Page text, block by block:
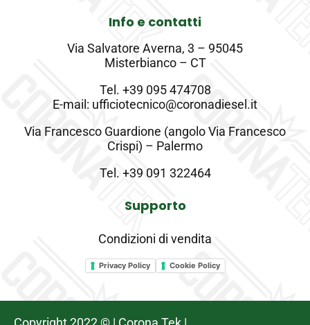
Info e contatti
Via Salvatore Averna, 3 – 95045
Misterbianco – CT
Tel. +39 095 474708
E-mail: ufficiotecnico@coronadiesel.it
Via Francesco Guardione (angolo Via Francesco
Crispi) – Palermo
Tel. +39 091 322464
Supporto
Condizioni di vendita
Privacy Policy Cookie Policy